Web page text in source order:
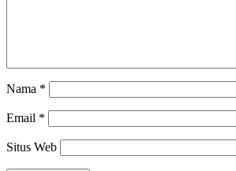
Nama *
Email *
Situs Web